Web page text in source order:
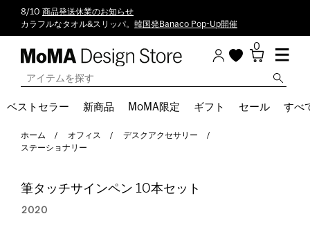
8/10 商品発送休業のお知らせ
カラフルなタオル&スリッパ。 韓国発Banaco Pop-Up開催
0
ベストセラー 新商品 MoMA限定 ギフト セール すべ
ホーム オフィス
デスクアクセサリー
ステーショナリー
筆タッチサインペン 10本セット
2020